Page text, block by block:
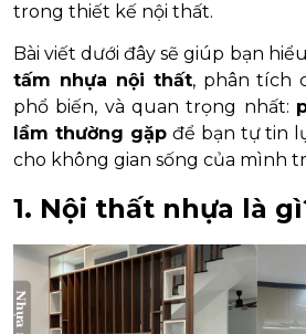
trong thiết kế nội thất.
Bài viết dưới đây sẽ giúp bạn
tấm nhựa nội thất, phân tích
phổ biến, và quan trọng nhất:
lầm thường gặpđể bạn tự tin
cho không gian sống của mình
1. Nội thất nhựa là